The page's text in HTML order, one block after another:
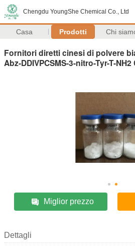
Chengdu YoungShe Chemical Co., Ltd
Casa Prodotti Chi
Fornitori diretti cinesi di polvere
Abz-DDIVPCSMS-3-nitro-Tyr-T-NH2
Miglior prezzo
Dettagli